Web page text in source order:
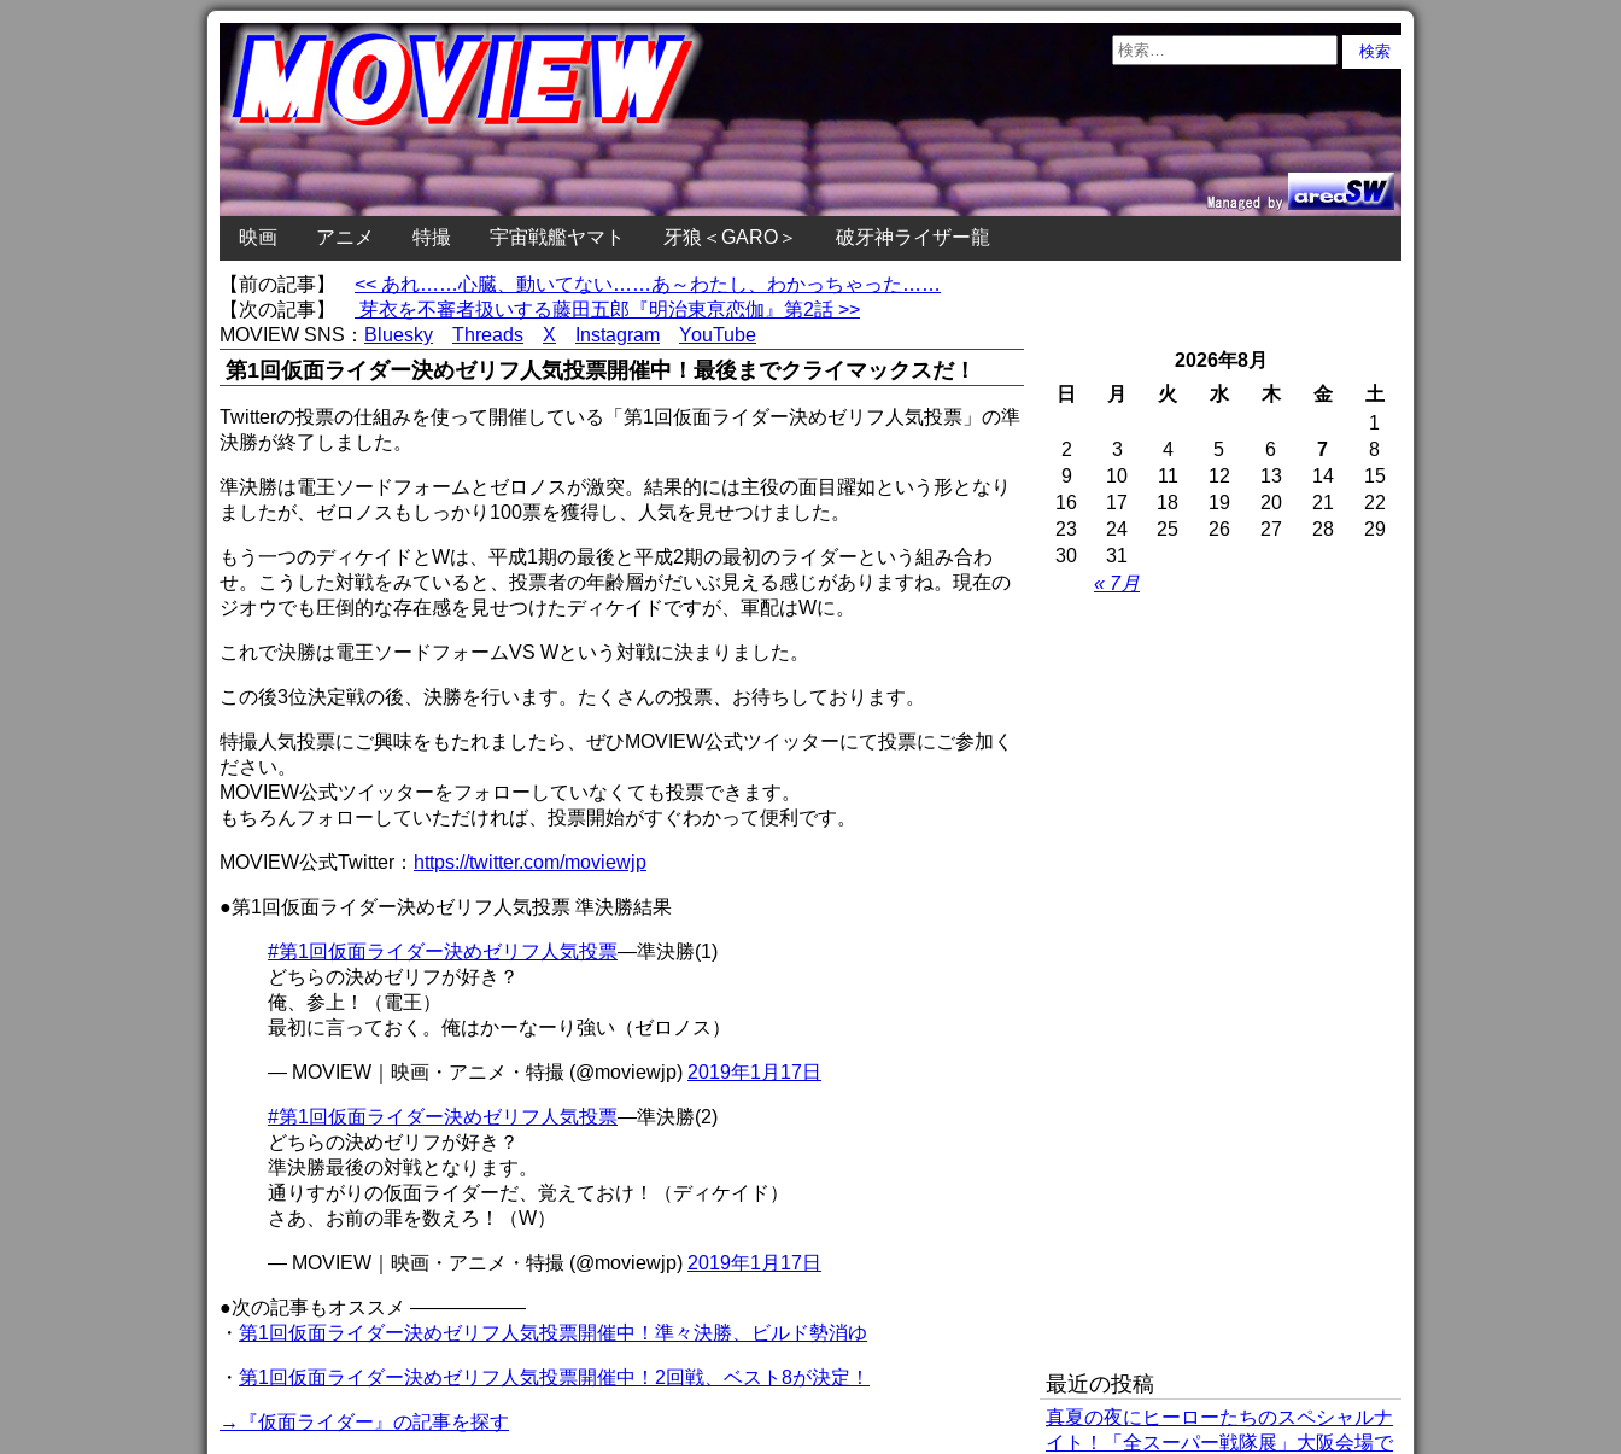
映画 アニメ 特撮 宇宙戦艦ヤマト 牙狼＜GARO＞ 破牙神ライザー龍
【前の記事】 << あれ……心臓、動いてない……あ～わたし、わかっちゃった……
【次の記事】
芽衣を不審者扱いする藤田五郎『明治東亰恋伽』第2話 >>
MOVIEW SNS： Bluesky Threads X Instagram YouTube
第1回仮面ライダー決めゼリフ人気投票開催中！最後までクライマックスだ！
Twitterの投票の仕組みを使って開催している「第1回仮面ライダー決めゼリフ人気投票」の準
決勝が終了しました。
準決勝は電王ソードフォームとゼロノスが激突。結果的には主役の面目躍如という形となり
ましたが、ゼロノスもしっかり100票を獲得し、人気を見せつけました。
もう一つのディケイドとWは、平成1期の最後と平成2期の最初のライダーという組み合わ
せ。こうした対戦をみていると、投票者の年齢層がだいぶ見える感じがありますね。現在の
ジオウでも圧倒的な存在感を見せつけたディケイドですが、軍配はWに。
これで決勝は電王ソードフォームVS Wという対戦に決まりました。
この後3位決定戦の後、決勝を行います。たくさんの投票、お待ちしております。
特撮人気投票にご興味をもたれましたら、ぜひMOVIEW公式ツイッターにて投票にご参加く
ださい。
MOVIEW公式ツイッターをフォローしていなくても投票できます。
もちろんフォローしていただければ、投票開始がすぐわかって便利です。
MOVIEW公式Twitter： https://twitter.com/moviewjp
●第1回仮面ライダー決めゼリフ人気投票 準決勝結果
#第1回仮面ライダー決めゼリフ人気投票―準決勝(1)
どちらの決めゼリフが好き？
俺、参上！（電王）
最初に言っておく。俺はかーなーり強い（ゼロノス）
— MOVIEW｜映画・アニメ・特撮 (@moviewjp) 2019年1月17日
#第1回仮面ライダー決めゼリフ人気投票―準決勝(2)
どちらの決めゼリフが好き？
準決勝最後の対戦となります。
通りすがりの仮面ライダーだ、覚えておけ！（ディケイド）
さあ、お前の罪を数えろ！（W）
— MOVIEW｜映画・アニメ・特撮 (@moviewjp) 2019年1月17日
●次の記事もオススメ ——————
・ 第1回仮面ライダー決めゼリフ人気投票開催中！準々決勝、ビルド勢消ゆ
・ 第1回仮面ライダー決めゼリフ人気投票開催中！2回戦、ベスト8が決定！
→『仮面ライダー』の記事を探す
2026年8月
日
月 火 水 木 金 土
« 7月
1
2
3 4 5 6 7
8
9
10 11 12 13 14
15
16
17 18 19 20 21
22
23
24 25 26 27 28
29
30
31
最近の投稿
真夏の夜にヒーローたちのスペシャルナ
イト！「全スーパー戦隊展」大阪会場で